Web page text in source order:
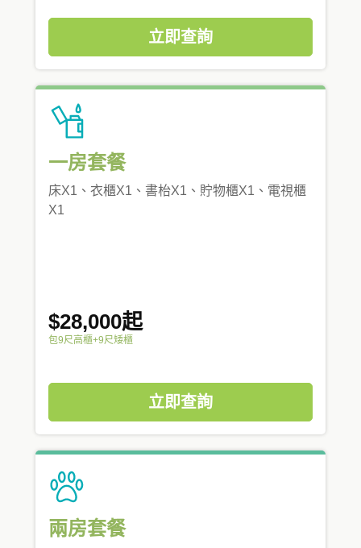
立即查詢
一房套餐
床X1、衣櫃X1、書枱X1、貯物櫃X1、電視櫃
X1
$28,000起
包9尺高櫃+9尺矮櫃
立即查詢
兩房套餐